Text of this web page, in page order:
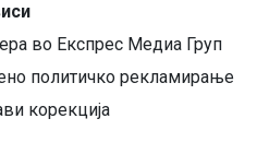
во Експрес Медиа Груп
политичко рекламирање
корекција